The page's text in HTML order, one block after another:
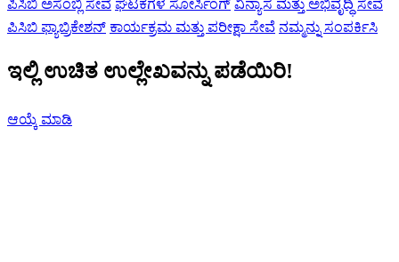
ಪಿಸಿಬಿ ಅಸೆಂಬ್ಲಿ ಸೇವೆ ಘಟಕಗಳ ಸೋರ್ಸಿಂಗ್ ವಿನ್ಯಾಸ ಮತ್ತು ಅಭಿವೃದ್ಧಿ ಸೇವೆ
ಪಿಸಿಬಿ ಫ್ಯಾಬ್ರಿಕೇಶನ್ ಕಾರ್ಯಕ್ರಮ ಮತ್ತು ಪರೀಕ್ಷಾ ಸೇವೆ ನಮ್ಮನ್ನು ಸಂಪರ್ಕಿಸಿ
ಇಲ್ಲಿ ಉಚಿತ ಉಲ್ಲೇಖವನ್ನು ಪಡೆಯಿರಿ!
ಆಯ್ಕೆ ಮಾಡಿ